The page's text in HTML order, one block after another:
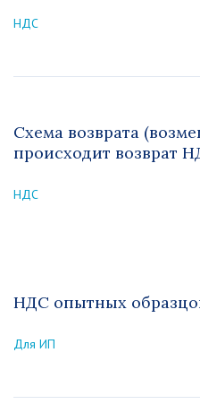
НДС
Схема возврата
происходит возврат
НДС
НДС опытных
Для ИП